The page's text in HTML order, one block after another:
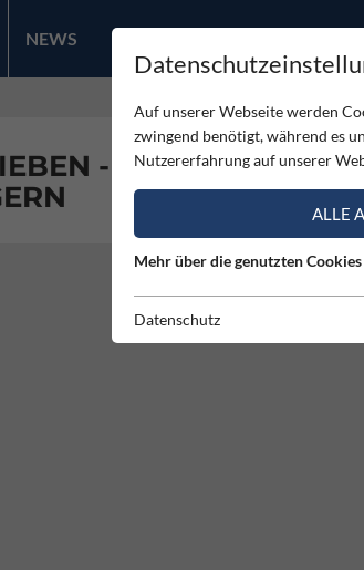
NEWS PRODUKTE
- SCHICKSALE
Auf unserer Webseite werden
zwingend benötigt, während es
Nutzererfahrung auf unserer
ALLE
Mehr über die genutzten
Datenschutz